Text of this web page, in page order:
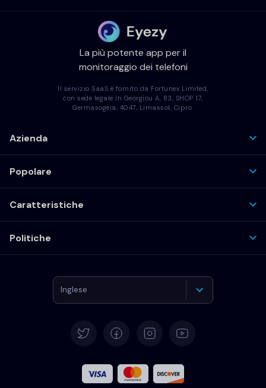
La più potente app per il
monitoraggio dei telefoni
Il servizio SaaS è fornito da Fortunex Limited,
con sede legale in Georgiou A, 83, SHOP 17,
Germasogeia, 4047, Limassol, Cipro.
Azienda
Popolare
Caratteristiche
Politiche
Inglese
Francese